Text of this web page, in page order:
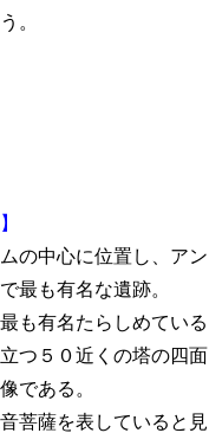
。
の中心に位置し、アン
最も有名な遺跡。
も有名たらしめている
つ５０近くの塔の四面
である。
菩薩を表していると見